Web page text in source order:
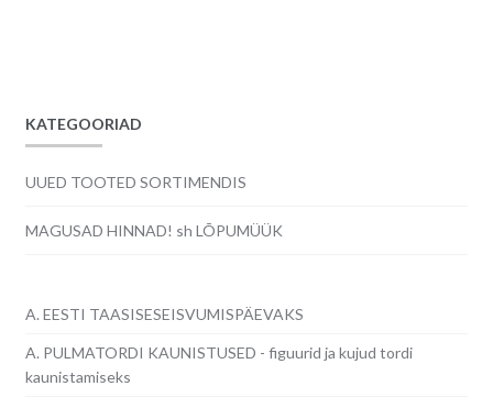
KATEGOORIAD
UUED TOOTED SORTIMENDIS
MAGUSAD HINNAD! sh LÕPUMÜÜK
A. EESTI TAASISESEISVUMISPÄEVAKS
A. PULMATORDI KAUNISTUSED - figuurid ja kujud tordi
kaunistamiseks